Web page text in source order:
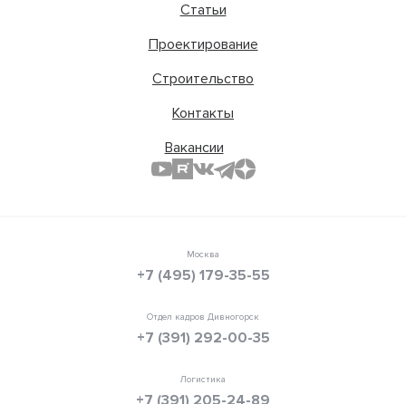
Статьи
Проектирование
Строительство
Контакты
Вакансии
Москва
+7 (495) 179-35-55
Отдел кадров Дивногорск
+7 (391) 292-00-35
Логистика
+7 (391) 205-24-89